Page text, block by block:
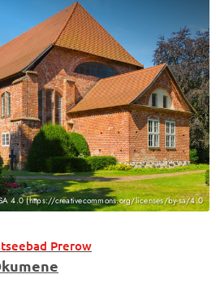
4.0 (https://creativecommons.org/licenses/by-sa/4.0
Prerow